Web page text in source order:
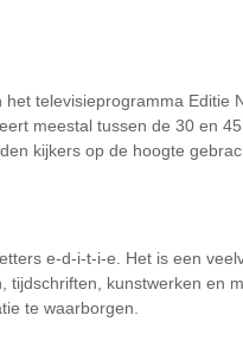
televisieprogramma Editie
meestal tussen de 30 en
kijkers op de hoogte
e-d-i-t-i-e. Het is een
kunstwerken en
te waarborgen.